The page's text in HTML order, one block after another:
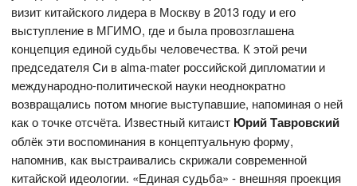
визит китайского лидера в Москву в 2013 году и его
выступление в МГИМО, где и была провозглашена
концепция единой судьбы человечества. К этой речи
председателя Си в alma-mater российской дипломатии и
международно-политической науки неоднократно
возвращались потом многие выступавшие, напоминая о ней
как о точке отсчёта. Известный китаист Юрий Тавровский
облёк эти воспоминания в концептуальную форму,
напомнив, как выстраивались скрижали современной
китайской идеологии. «Единая судьба» - внешняя проекция